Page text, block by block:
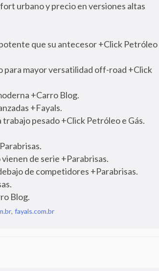
urbano y precio en versiones altas
que su antecesor +Click Petróleo
para mayor versatilidad off-road +Click
+Carro Blog.
+Fayals.
pesado +Click Petróleo e Gás.
de serie +Parabrisas.
de competidores +Parabrisas.
Blog.
, fayals.com.br